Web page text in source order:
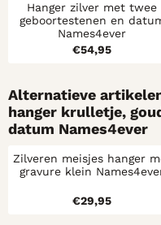
Hanger zilver met twee
geboortestenen en
Names4ever
Prijs: 54,95
€54,95
Alternatieve
hanger krulletje,
datum Names4ever
Zilveren meisjes hanger
gravure klein
Prijs: 29,95
€29,95